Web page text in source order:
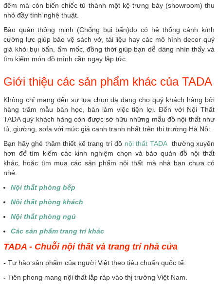
đêm mà còn biến chiếc tủ thành một kệ trưng bày (showroom) thu
nhỏ đầy tính nghệ thuật.
Bảo quản thông minh (Chống bụi bẩn)do có hệ thống cánh kính
cường lực giúp bảo vệ sách vở, tài liệu hay các mô hình decor quý
giá khỏi bụi bẩn, ẩm mốc, đồng thời giúp bạn dễ dàng nhìn thấy và
tìm kiếm món đồ mình cần ngay lập tức.
Giới thiệu các sản phẩm khác của TADA
Không chỉ mang đến sự lựa chọn đa dạng cho quý khách hàng bởi
hàng trăm mẫu bàn học, bàn làm việc tiện lợi. Đến với Nội Thất
TADA quý khách hàng còn được sở hữu những mẫu đồ nội thất như
tủ, giường, sofa với mức giá cạnh tranh nhất trên thị trường Hà Nội.
Bạn hãy ghé thăm thiết kế trang trí đồ nội thất TADA thường xuyên
hơn để tìm kiếm các kinh nghiệm chọn và bảo quản đồ nội thất
khác, hoặc tìm mua các sản phẩm nội thất mà nhà bạn chưa có
nhé.
Nội thất phòng bếp
Nội thất phòng khách
Nội thất phòng ngủ
Các sản phẩm trang trí khác
TADA - Chuỗi nội thất và trang trí nhà cửa
- Tự hào sản phẩm của người Việt theo tiêu chuẩn quốc tế.
- Tiên phong mang nội thất lắp ráp vào thị trường Việt Nam.